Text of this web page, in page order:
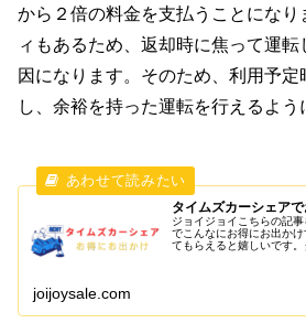
から２倍の料金を支払うことになり
ィもあるため、返却時に焦って運
因になります。そのため、利用予
し、余裕を持った運転を行えるよう
タイムズカーシェア
ジョイジョイこちらの記
でこんなにお得にお出か
てもらえると嬉しいです
joijoysale.com